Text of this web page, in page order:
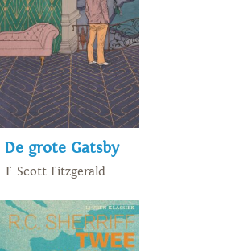
De grote Gatsby
F. Scott Fitzgerald